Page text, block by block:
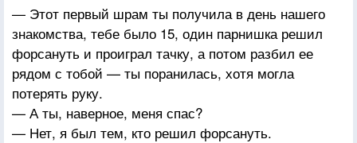
— Этот первый шрам ты получила в день нашего
знакомства, тебе было 15, один парнишка решил
форсануть и проиграл тачку, а потом разбил ее
рядом с тобой — ты поранилась, хотя могла
потерять руку.
— А ты, наверное, меня спас?
— Нет, я был тем, кто решил форсануть.